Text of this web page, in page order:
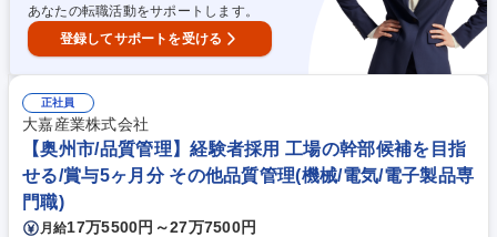
あなたの転職活動をサポートします。
登録してサポートを受ける
正社員
大嘉産業株式会社
【奥州市/品質管理】経験者採用 工場の幹部候補を目指
せる/賞与5ヶ月分 その他品質管理(機械/電気/電子製品専
門職)
月給17万5500円～27万7500円